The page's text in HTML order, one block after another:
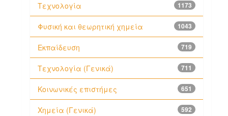
1173
Τεχνολογία
1043
Φυσική και θεωρητική χημεία
719
Εκπαίδευση
711
Τεχνολογία (Γενικά)
651
Κοινωνικές επιστήμες
592
Χημεία (Γενικά)